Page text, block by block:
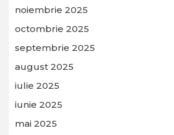
noiembrie 2025
octombrie 2025
septembrie 2025
august 2025
iulie 2025
iunie 2025
mai 2025